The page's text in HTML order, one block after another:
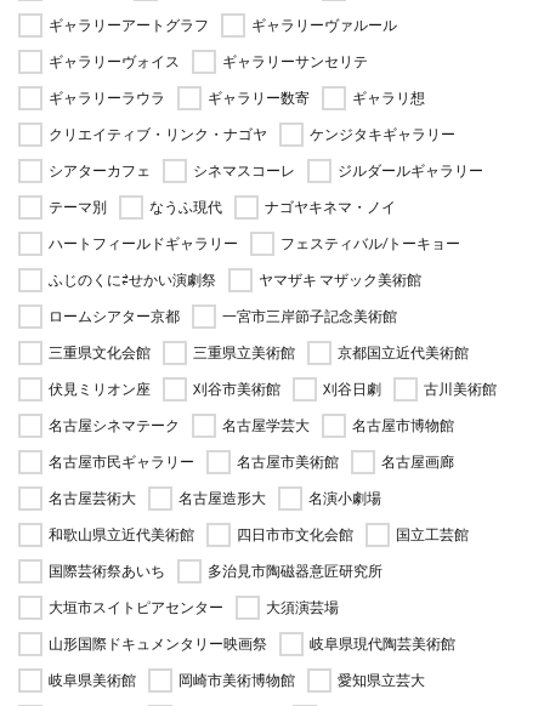
ギャラリーアートグラフ
ギャラリーヴァルール
ギャラリーヴォイス
ギャラリーサンセリテ
ギャラリーラウラ
ギャラリー数寄
ギャラリ想
クリエイティブ・リンク・ナゴヤ
ケンジタキギャラリー
シアターカフェ
シネマスコーレ
ジルダールギャラリー
テーマ別
なうふ現代
ナゴヤキネマ・ノイ
ハートフィールドギャラリー
フェスティバル/トーキョー
ふじのくに⇄せかい演劇祭
ヤマザキ マザック美術館
ロームシアター京都
一宮市三岸節子記念美術館
三重県文化会館
三重県立美術館
京都国立近代美術館
伏見ミリオン座
刈谷市美術館 刈谷日劇
古川美術館
名古屋シネマテーク
名古屋学芸大
名古屋市博物館
名古屋市民ギャラリー
名古屋市美術館
名古屋画廊
名古屋芸術大
名古屋造形大
名演小劇場
和歌山県立近代美術館
四日市市文化会館
国立工芸館
国際芸術祭あいち
多治見市陶磁器意匠研究所
大垣市スイトピアセンター
大須演芸場
山形国際ドキュメンタリー映画祭
岐阜県現代陶芸美術館
岐阜県美術館
岡崎市美術博物館
愛知県立芸大